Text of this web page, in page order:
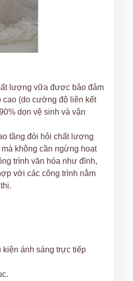
lượng vữa được bảo đảm
cao (do cường độ liên kết
dọn vệ sinh và vận
tầng đòi hỏi chất lượng
không cần ngừng hoạt
trình văn hóa như đình,
với các công trình nằm
kiện ánh sáng trực tiếp